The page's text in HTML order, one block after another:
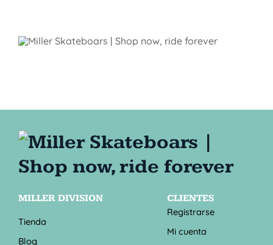
MILLER DIVISION
Tienda
Blog
CLIENTES
Registrarse
Mi cuenta